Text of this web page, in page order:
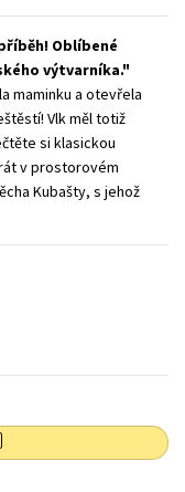
Oblíbené
výtvarníka.
maminku a otevřela
Vlk měl totiž
si klasickou
v prostorovém
Kubašty, s jehož